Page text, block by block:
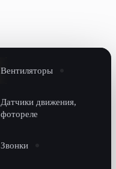
Вентиляторы
Датчики движения,
фотореле
Звонки